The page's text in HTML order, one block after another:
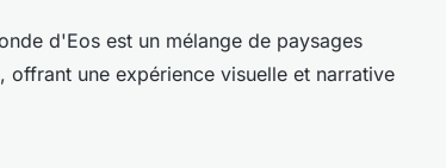
d'Eos est un mélange de paysages
une expérience visuelle et narrative